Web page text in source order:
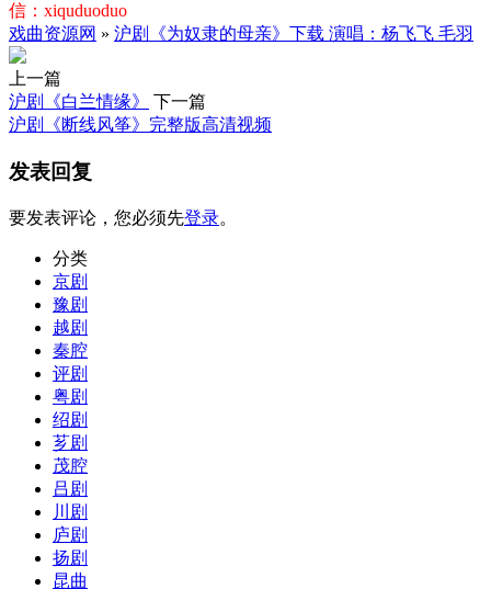
信：xiquduoduo
戏曲资源网 » 沪剧《为奴隶的母亲》下载 演唱：杨飞飞 毛羽
上一篇
沪剧《白兰情缘》
下一篇
沪剧《断线风筝》完整版高清视频
发表回复
要发表评论，您必须先登录。
分类
京剧
豫剧
越剧
秦腔
评剧
粤剧
绍剧
芗剧
茂腔
吕剧
川剧
庐剧
扬剧
昆曲